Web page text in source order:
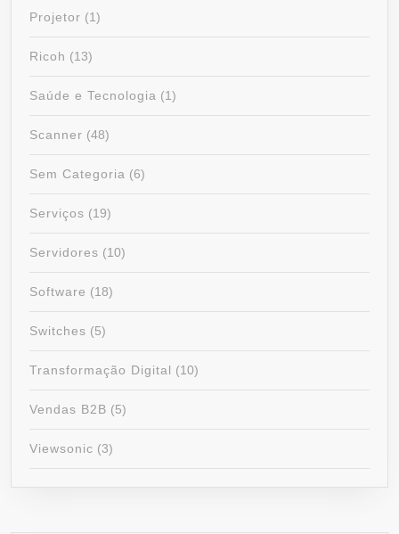
Projetor (1)
Ricoh (13)
Saúde e Tecnologia (1)
Scanner (48)
Sem Categoria (6)
Serviços (19)
Servidores (10)
Software (18)
Switches (5)
Transformação Digital (10)
Vendas B2B (5)
Viewsonic (3)